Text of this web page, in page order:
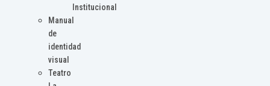
Institucional
Manual
de
identidad
visual
Teatro